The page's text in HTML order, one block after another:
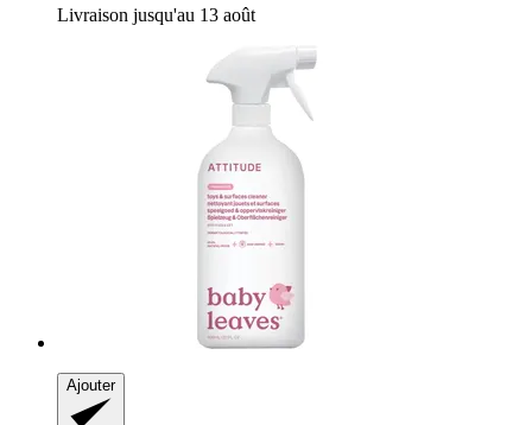
Livraison jusqu'au 13 août
Ajouter